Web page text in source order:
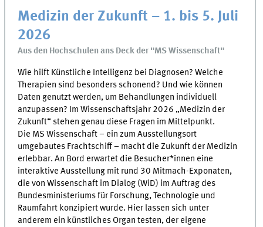
Medizin der Zukunft – 1. bis 5. Juli
2026
Aus den Hochschulen ans Deck der "MS Wissenschaft"
Wie hilft Künstliche Intelligenz bei Diagnosen? Welche
Therapien sind besonders schonend? Und wie können
Daten genutzt werden, um Behandlungen individuell
anzupassen? Im Wissenschaftsjahr 2026 „Medizin der
Zukunft“ stehen genau diese Fragen im Mittelpunkt.
Die MS Wissenschaft – ein zum Ausstellungsort
umgebautes Frachtschiff – macht die Zukunft der Medizin
erlebbar. An Bord erwartet die Besucher*innen eine
interaktive Ausstellung mit rund 30 Mitmach-Exponaten,
die von Wissenschaft im Dialog (WiD) im Auftrag des
Bundesministeriums für Forschung, Technologie und
Raumfahrt konzipiert wurde. Hier lassen sich unter
anderem ein künstliches Organ testen, der eigene